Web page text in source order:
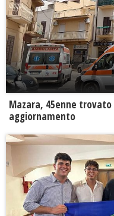
Mazara, 45enne
aggiornamento